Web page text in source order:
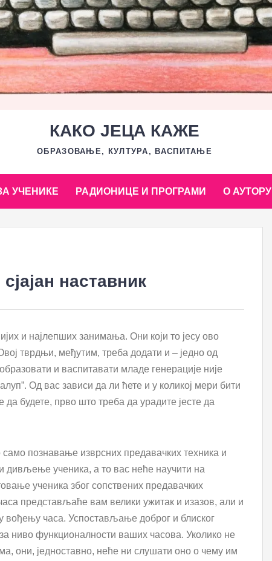
КАКО ЈЕЦА КАЖЕ
ОБРАЗОВАЊЕ, КУЛТУРА, ВАСПИТАЊЕ
УЧЕНИКЕ РАДИОНИЦЕ И ПРОГРАМИ О АУТОРУ
наставник
и најлепших занимања. Они који то јесу ово
тврдњи, међутим, треба додати и – једно од
и васпитавати младе генерације није
Од вас зависи да ли ћете и у коликој мери бити
да будете, прво што треба да урадите јесте да
познавање изврсних предавачких техника и
дивљење ученика, а то вас неће научити на
ученика због сопствених предавачких
представљаће вам велики ужитак и изазов, али и
часа. Успостављање доброг и блиског
ниво функционалности ваших часова. Уколико не
они, једноставно, неће ни слушати оно о чему им